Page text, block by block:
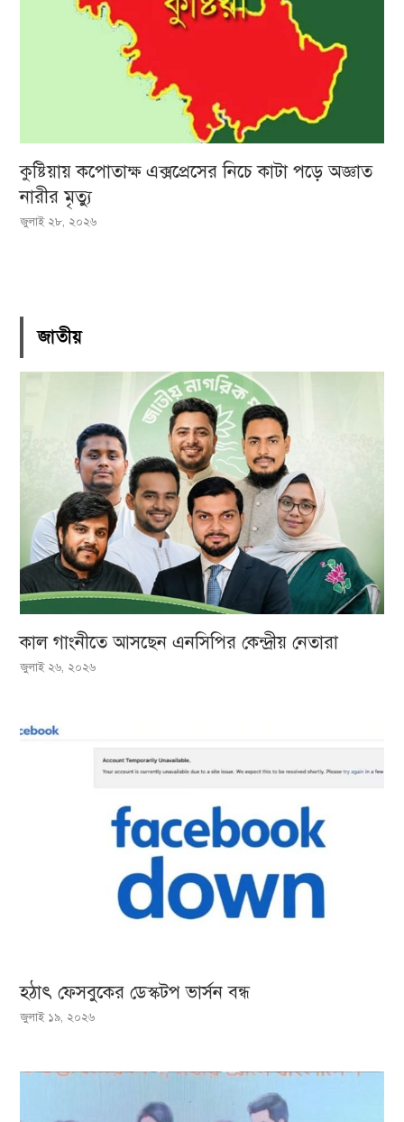
কুষ্টিয়ায় কপোতাক্ষ এক্সপ্রেসের নিচে কাটা পড়ে অজ্ঞাত
নারীর মৃত্যু
জুলাই ২৮, ২০২৬
জাতীয়
কাল গাংনীতে আসছেন এনসিপির কেন্দ্রীয় নেতারা
জুলাই ২৬, ২০২৬
হঠাৎ ফেসবুকের ডেস্কটপ ভার্সন বন্ধ
জুলাই ১৯, ২০২৬